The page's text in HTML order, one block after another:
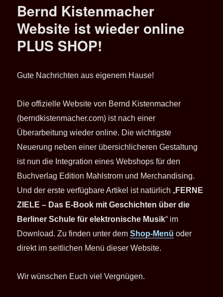
Sie
die
Wahl!
Bernd Kistenmacher
Website ist wieder online
PLUS SHOP!
Gute Nachrichten aus eigenem Hause!
Die offizielle Website von Bernd Kistenmacher
(berndkistenmacher.com) ist nach einer
Überarbeitung wieder online. Die wichtigste
Neuerung neben einer übersichlicheren Gestaltung
ist nun die Integration eines Webshops für den
Buchverlag Edition Mahlstrom und Merchandising.
Und der erste verfügbare Artikel ist natürlich „FERNE
ZIELE – Das E-Book mit Geschichten über die
Berliner Schule für elektronische Musik“ im
Download. Zu finden unter demShop-Menü oder
direkt im seitlichen Menü dieser Website.
Wir wünschen Euch viel Vergnügen.